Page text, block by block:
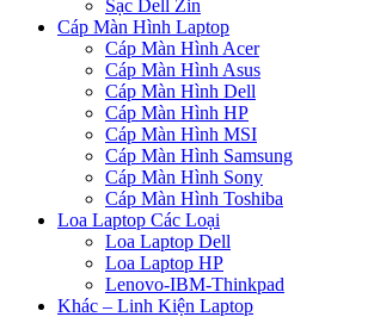
Sạc Dell Zin
Cáp Màn Hình Laptop
Cáp Màn Hình Acer
Cáp Màn Hình Asus
Cáp Màn Hình Dell
Cáp Màn Hình HP
Cáp Màn Hình MSI
Cáp Màn Hình Samsung
Cáp Màn Hình Sony
Cáp Màn Hình Toshiba
Loa Laptop Các Loại
Loa Laptop Dell
Loa Laptop HP
Lenovo-IBM-Thinkpad
Khác – Linh Kiện Laptop